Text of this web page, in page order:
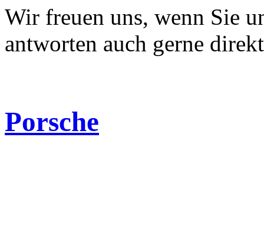
Wir freuen uns, wenn Sie
antworten auch gerne
Porsche